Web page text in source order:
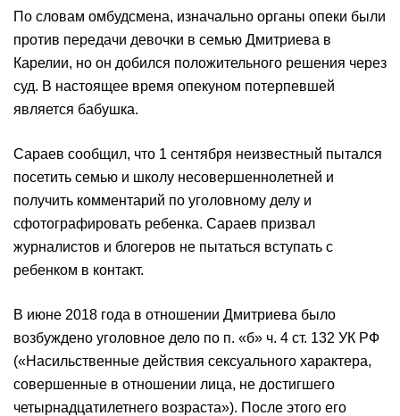
По словам омбудсмена, изначально органы опеки были
против передачи девочки в семью Дмитриева в
Карелии, но он добился положительного решения через
суд. В настоящее время опекуном потерпевшей
является бабушка.
Сараев сообщил, что 1 сентября неизвестный пытался
посетить семью и школу несовершеннолетней и
получить комментарий по уголовному делу и
сфотографировать ребенка. Сараев призвал
журналистов и блогеров не пытаться вступать с
ребенком в контакт.
В июне 2018 года в отношении Дмитриева было
возбуждено уголовное дело по п. «б» ч. 4 ст. 132 УК РФ
(«Насильственные действия сексуального характера,
совершенные в отношении лица, не достигшего
четырнадцатилетнего возраста»). После этого его